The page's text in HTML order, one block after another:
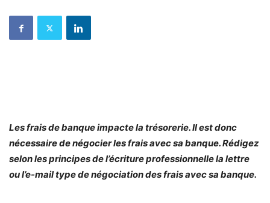
Les frais de banque impacte la trésorerie. Il est donc
nécessaire de négocier les frais avec sa banque. Rédigez
selon les principes de l’écriture professionnelle la lettre
ou l’e-mail type de négociation des frais avec sa banque.